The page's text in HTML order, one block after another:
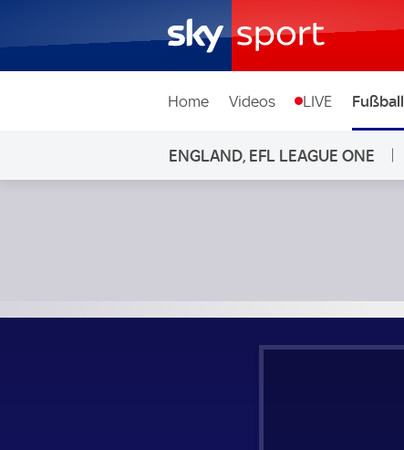
Home Videos LIVE Fußball
ENGLAND, EFL LEAGUE ONE